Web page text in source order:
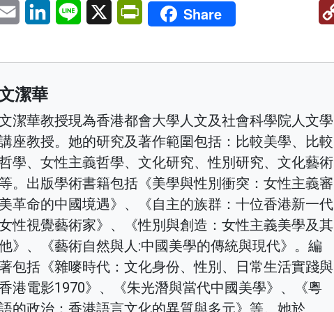
Email LinkedInLine X PrintFriendly
Share
潔華
潔華教授現為香港都會大學人文及社會科學院人文學
座教授。她的研究及著作範圍包括：比較美學、比較
學、女性主義哲學、文化研究、性別研究、文化藝術
。出版學術書籍包括《美學與性別衝突：女性主義審
革命的中國境遇》、《自主的族群：十位香港新一代
性視覺藝術家》、《性別與創造：女性主義美學及其
》、《藝術自然與人:中國美學的傳統與現代》。編
包括《雜嘜時代：文化身份、性別、日常生活實踐與
港電影1970》、《朱光潛與當代中國美學》、《粵
的政治：香港語言文化的異質與多元》等。她於